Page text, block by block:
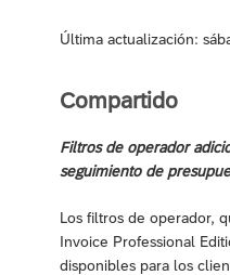
Última actualización:
Compartido
Filtros de operador
seguimiento de
Los filtros de operador,
Invoice Professional
disponibles para los